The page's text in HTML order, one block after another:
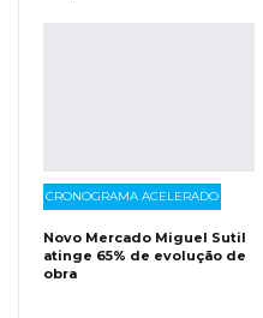
CRONOGRAMA ACELERADO
Novo Mercado Miguel Sutil
atinge 65% de evolução de
obra